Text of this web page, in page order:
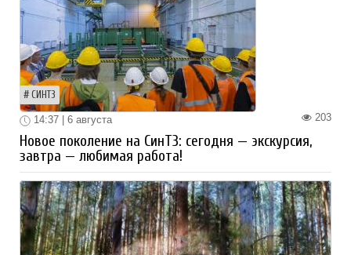
СИНТЗ
203
14:37 | 6 августа
Новое поколение на СинТЗ: сегодня — экскурсия,
завтра — любимая работа!